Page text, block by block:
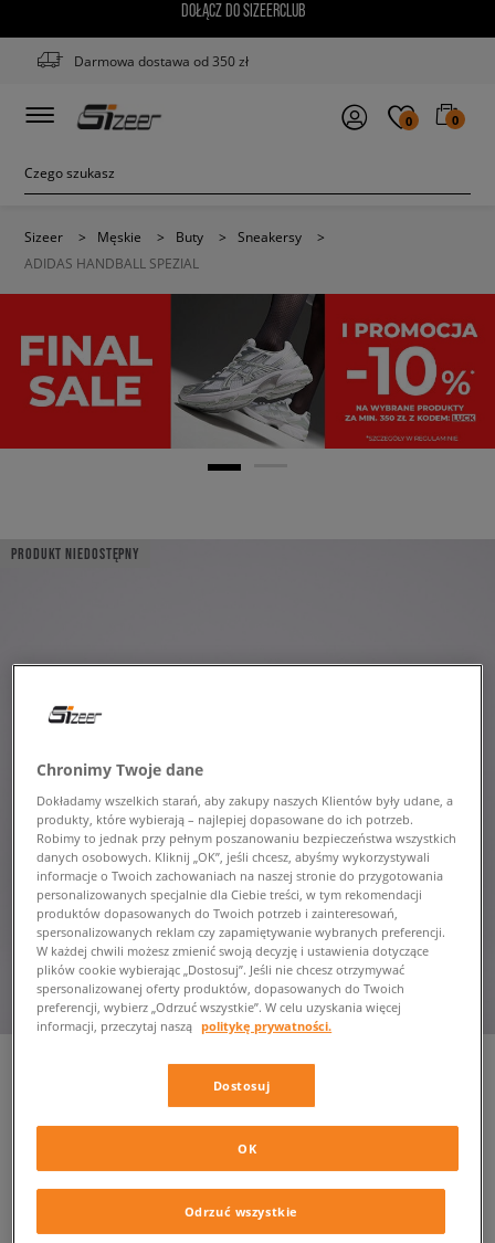
DOŁĄCZ DO SIZEERCLUB
Darmowa dostawa od 350 zł
0 0
Sizeer > Męskie > Buty > Sneakersy
>
ADIDAS HANDBALL SPEZIAL
PRODUKT NIEDOSTĘPNY
Chronimy Twoje dane
Dokładamy wszelkich starań, aby zakupy naszych Klientów były udane, a
produkty, które wybierają – najlepiej dopasowane do ich potrzeb.
Robimy to jednak przy pełnym poszanowaniu bezpieczeństwa wszystkich
danych osobowych. Kliknij „OK”, jeśli chcesz, abyśmy wykorzystywali
informacje o Twoich zachowaniach na naszej stronie do przygotowania
personalizowanych specjalnie dla Ciebie treści, w tym rekomendacji
produktów dopasowanych do Twoich potrzeb i zainteresowań,
spersonalizowanych reklam czy zapamiętywanie wybranych preferencji.
W każdej chwili możesz zmienić swoją decyzję i ustawienia dotyczące
plików cookie wybierając „Dostosuj”. Jeśli nie chcesz otrzymywać
spersonalizowanej oferty produktów, dopasowanych do Twoich
preferencji, wybierz „Odrzuć wszystkie”. W celu uzyskania więcej
informacji, przeczytaj naszą politykę prywatności.
Dostosuj
Odrzuć wszystkie
OK